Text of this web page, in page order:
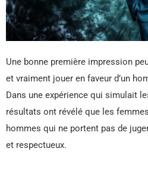
Une bonne première impression
et vraiment jouer en faveur d’un
Dans une expérience qui simulait
résultats ont révélé que les
hommes qui ne portent pas de
et respectueux.